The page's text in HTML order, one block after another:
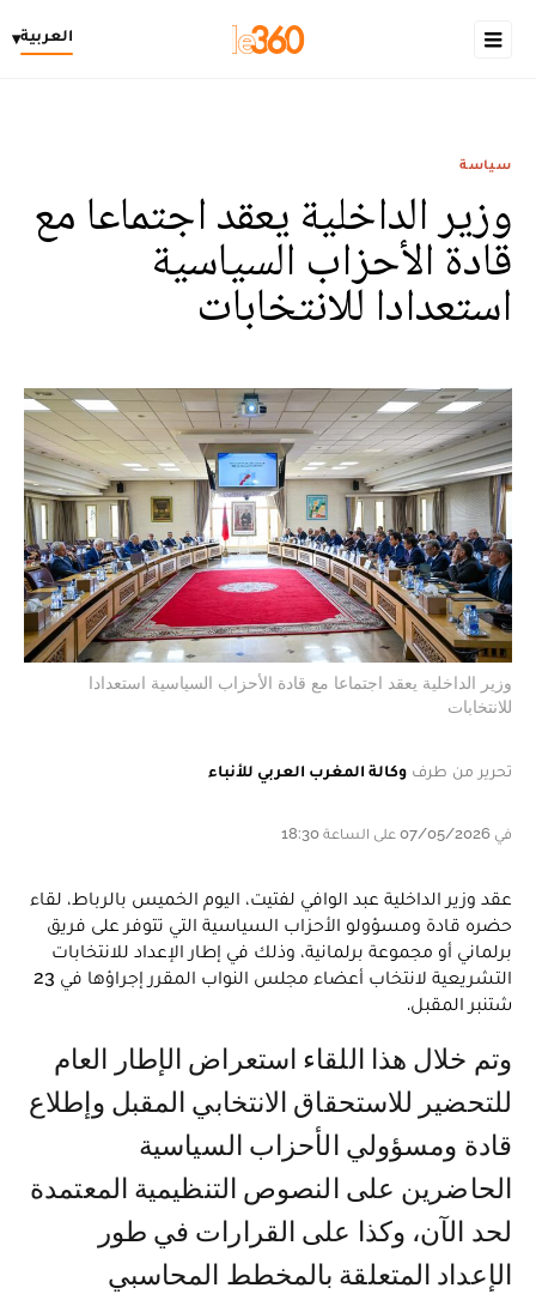
العربية▾
سياسة
وزير الداخلية يعقد اجتماعا مع
قادة الأحزاب السياسية
استعدادا للانتخابات
وزير الداخلية يعقد اجتماعا مع قادة الأحزاب السياسية استعدادا
للانتخابات
تحرير من طرف وكالة المغرب العربي للأنباء
في 07/05/2026 على الساعة 18:30
عقد وزير الداخلية عبد الوافي لفتيت، اليوم الخميس بالرباط، لقاء
حضره قادة ومسؤولو الأحزاب السياسية التي تتوفر على فريق
برلماني أو مجموعة برلمانية، وذلك في إطار الإعداد للانتخابات
التشريعية لانتخاب أعضاء مجلس النواب المقرر إجراؤها في 23
شتنبر المقبل.
وتم خلال هذا اللقاء استعراض الإطار العام
للتحضير للاستحقاق الانتخابي المقبل وإطلاع
قادة ومسؤولي الأحزاب السياسية
الحاضرين على النصوص التنظيمية المعتمدة
لحد الآن، وكذا على القرارات في طور
الإعداد المتعلقة بالمخطط المحاسبي